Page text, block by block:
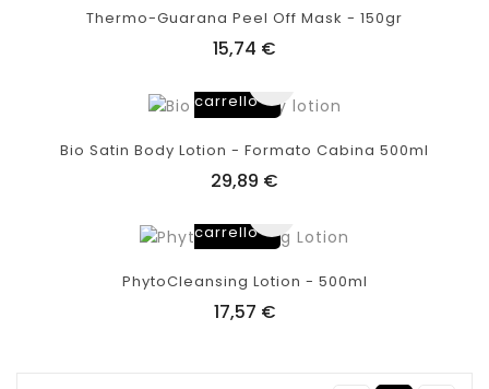
Thermo-Guarana Peel Off Mask - 150gr
15,74 €
Aggiungi
carrello
Bio Satin Body Lotion - Formato Cabina 500ml
29,89 €
Aggiungi
carrello
PhytoCleansing Lotion - 500ml
17,57 €